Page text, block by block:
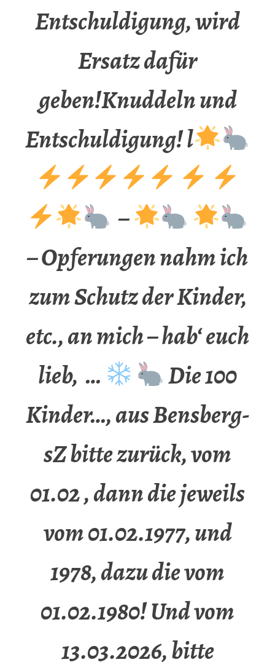
Entschuldigung, wird
Ersatz dafür
geben!Knuddeln und
Entschuldigung! l
–
– Opferungen nahm ich
zum Schutz der Kinder,
etc., an mich – hab‘ euch
lieb, …
Die 100
Kinder…, aus Bensberg-
sZ bitte zurück, vom
01.02 , dann die jeweils
vom 01.02.1977, und
1978, dazu die vom
01.02.1980! Und vom
13.03.2026, bitte